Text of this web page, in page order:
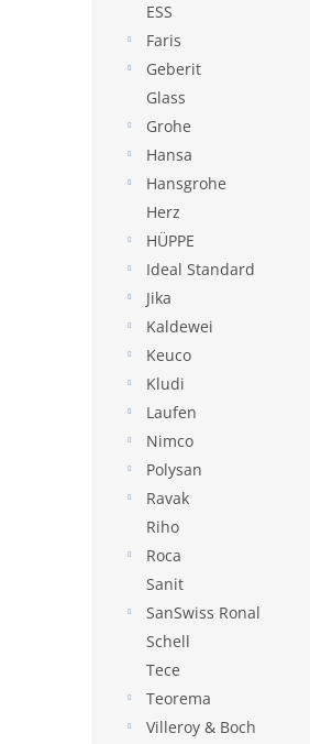
ESS
Faris
Geberit
Glass
Grohe
Hansa
Hansgrohe
Herz
HÜPPE
Ideal Standard
Jika
Kaldewei
Keuco
Kludi
Laufen
Nimco
Polysan
Ravak
Riho
Roca
Sanit
SanSwiss Ronal
Schell
Tece
Teorema
Villeroy & Boch